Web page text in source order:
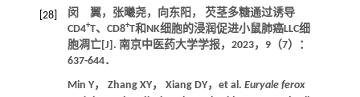
[28]
闵 翼，张曦尧，向东阳， 芡茎多糖通过诱导
CD4+T、CD8+T和NK细胞的浸润促进小鼠肺癌LLC细
胞凋亡[J]. 南京中医药大学学报， 2023， 9（7）：
637-644．
Min Y， Zhang XY， Xiang DY，et al. Euryale ferox